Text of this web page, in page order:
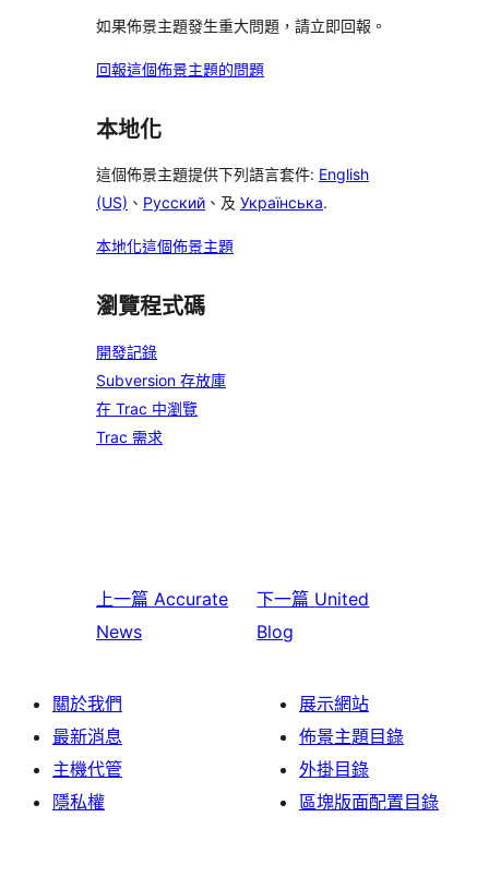
如果佈景主題發生重大問題，請立即回報。
回報這個佈景主題的問題
本地化
這個佈景主題提供下列語言套件: English
(US) 、 Русский 、及 Українська.
本地化這個佈景主題
瀏覽程式碼
開發記錄
Subversion 存放庫
在 Trac 中瀏覽
Trac 需求
上一篇 Accurate
News
下一篇 United
Blog
關於我們
最新消息
主機代管
隱私權
展示網站
佈景主題目錄
外掛目錄
區塊版面配置目錄